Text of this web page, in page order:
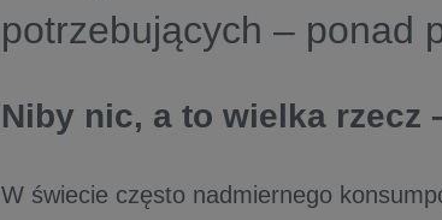
potrzebujących – ponad
Niby nic, a to wielka
W świecie często nadmiernego